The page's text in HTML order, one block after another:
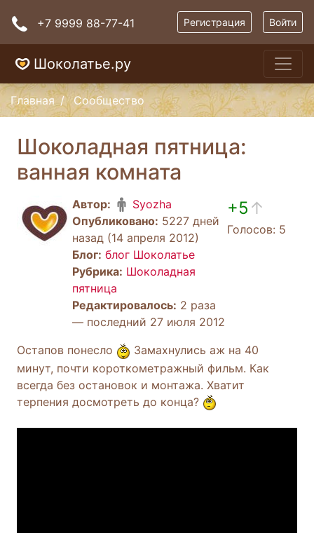
+7 9999 88-77-41 Регистрация Войти
Шоколатье.ру
Главная Сообщество
Шоколадная пятница:
ванная комната
Автор:
Syozha
Опубликовано: 5227 дней
назад (14 апреля 2012)
Блог: блог Шоколатье
Рубрика: Шоколадная
пятница
Редактировалось: 2 раза
— последний 27 июля 2012
+5 ↑
Голосов: 5
Остапов понесло
Замахнулись аж на 40
минут, почти короткометражный фильм. Как
всегда без остановок и монтажа. Хватит
терпения досмотреть до конца?